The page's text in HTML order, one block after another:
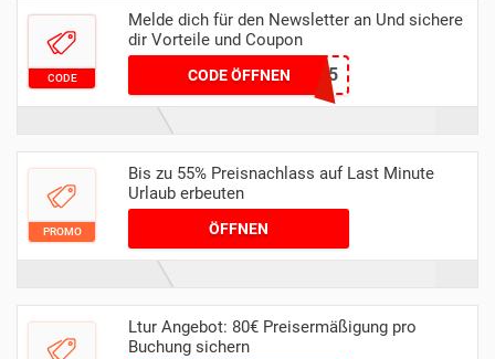
CODE
Melde dich für den Newsletter an Und sichere
dir Vorteile und Coupon
CODE ÖFFNEN
204261OTK5
PROMO
Bis zu 55% Preisnachlass auf Last Minute
Urlaub erbeuten
ÖFFNEN
Ltur Angebot: 80€ Preisermäßigung pro
Buchung sichern